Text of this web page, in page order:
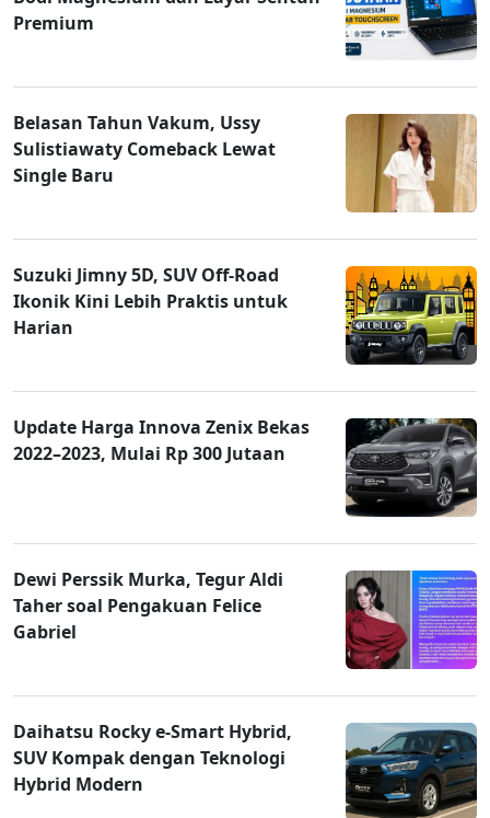
Premium
Belasan Tahun Vakum, Ussy
Sulistiawaty Comeback Lewat
Single Baru
Suzuki Jimny 5D, SUV Off-Road
Ikonik Kini Lebih Praktis untuk
Harian
Update Harga Innova Zenix Bekas
2022–2023, Mulai Rp 300 Jutaan
Dewi Perssik Murka, Tegur Aldi
Taher soal Pengakuan Felice
Gabriel
Daihatsu Rocky e-Smart Hybrid,
SUV Kompak dengan Teknologi
Hybrid Modern